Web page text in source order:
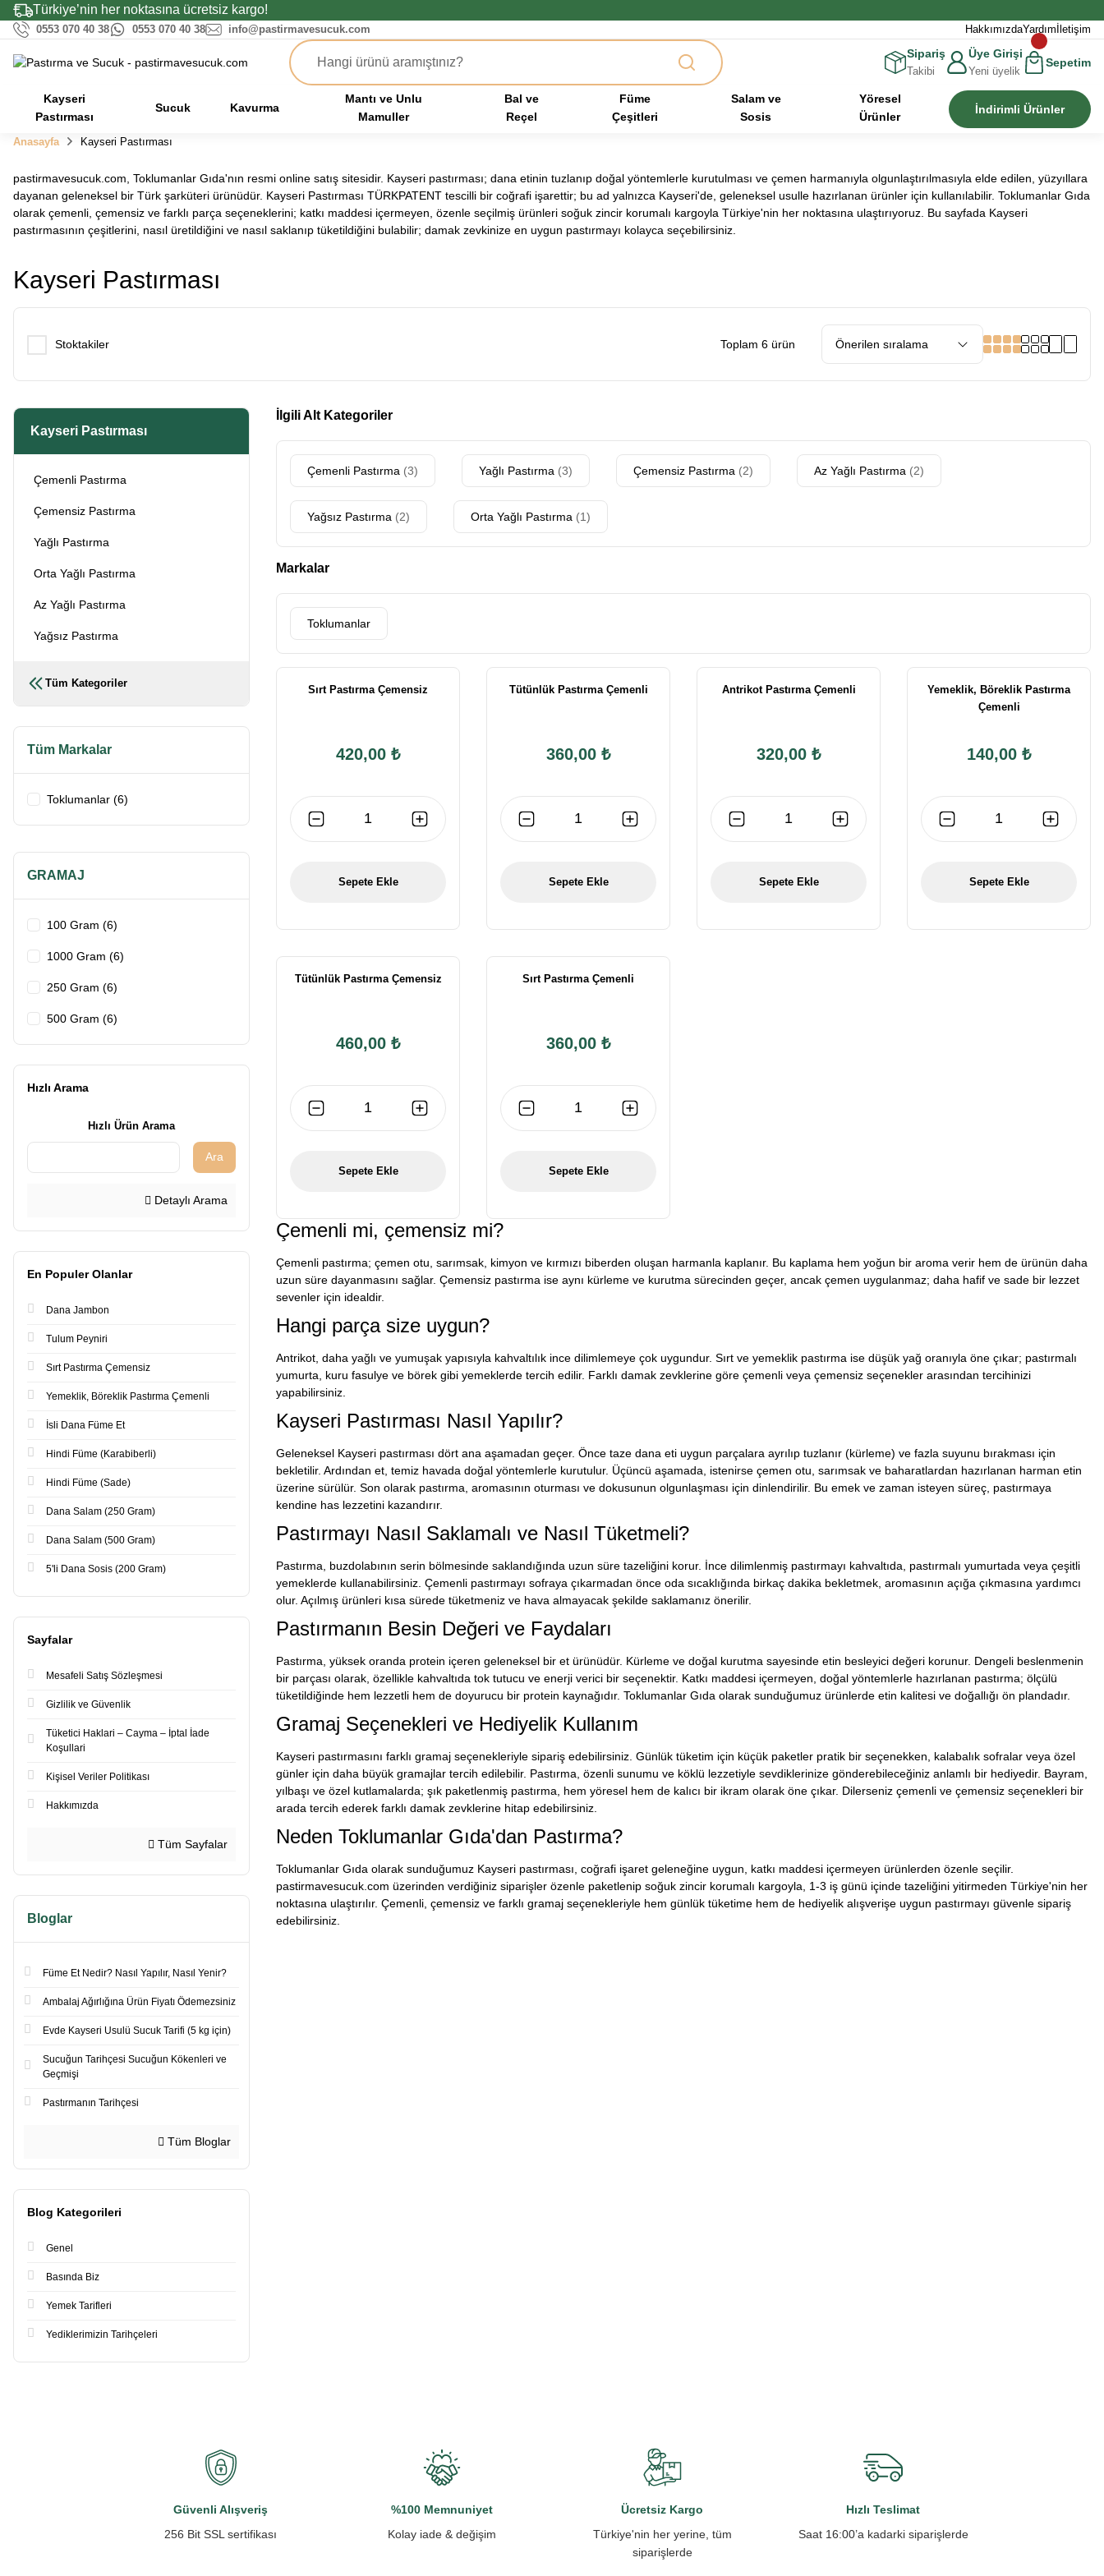
Türkiye’nin her noktasına ücretsiz kargo!
0553 070 40 38 0553 070 40 38 info@pastirmavesucuk.com HakkımızdaYardım İletişim
Sipariş
Takibi
Üye Girişi
Yeni üyelik
Sepetim
Kayseri
Pastırması
Sucuk Kavurma
Mantı ve Unlu
Mamuller
Bal ve
Reçel
Füme
Çeşitleri
Salam ve
Sosis
Yöresel
Ürünler
İndirimli Ürünler
Anasayfa Kayseri Pastırması
pastirmavesucuk.com, Toklumanlar Gıda'nın resmi online satış sitesidir. Kayseri pastırması; dana etinin tuzlanıp doğal yöntemlerle kurutulması ve çemen harmanıyla olgunlaştırılmasıyla elde edilen, yüzyıllara
dayanan geleneksel bir Türk şarküteri ürünüdür. Kayseri Pastırması TÜRKPATENT tescilli bir coğrafi işarettir; bu ad yalnızca Kayseri'de, geleneksel usulle hazırlanan ürünler için kullanılabilir. Toklumanlar Gıda
olarak çemenli, çemensiz ve farklı parça seçeneklerini; katkı maddesi içermeyen, özenle seçilmiş ürünleri soğuk zincir korumalı kargoyla Türkiye'nin her noktasına ulaştırıyoruz. Bu sayfada Kayseri
pastırmasının çeşitlerini, nasıl üretildiğini ve nasıl saklanıp tüketildiğini bulabilir; damak zevkinize en uygun pastırmayı kolayca seçebilirsiniz.
Kayseri Pastırması
Stoktakiler Toplam 6 ürün
Kayseri Pastırması
Çemenli Pastırma
Çemensiz Pastırma
Yağlı Pastırma
Orta Yağlı Pastırma
Az Yağlı Pastırma
Yağsız Pastırma
Tüm Kategoriler
Tüm Markalar
Toklumanlar (6)
GRAMAJ
100 Gram (6)
1000 Gram (6)
250 Gram (6)
500 Gram (6)
Hızlı Arama
Hızlı Ürün Arama
Ara
Detaylı Arama
En Populer Olanlar
Dana Jambon
Tulum Peyniri
Sırt Pastırma Çemensiz
Yemeklik, Böreklik Pastırma Çemenli
İsli Dana Füme Et
Hindi Füme (Karabiberli)
Hindi Füme (Sade)
Dana Salam (250 Gram)
Dana Salam (500 Gram)
5'li Dana Sosis (200 Gram)
Sayfalar
Mesafeli Satış Sözleşmesi
Gizlilik ve Güvenlik
Tüketici Haklari – Cayma – İptal İade
Koşullari
Kişisel Veriler Politikası
Hakkımızda
Tüm Sayfalar
Bloglar
Füme Et Nedir? Nasıl Yapılır, Nasıl Yenir?
Ambalaj Ağırlığına Ürün Fiyatı Ödemezsiniz
Evde Kayseri Usulü Sucuk Tarifi (5 kg için)
Sucuğun Tarihçesi Sucuğun Kökenleri ve
Geçmişi
Pastırmanın Tarihçesi
Tüm Bloglar
Blog Kategorileri
Genel
Basında Biz
Yemek Tarifleri
Yediklerimizin Tarihçeleri
İlgili Alt Kategoriler
Çemenli Pastırma (3) Yağlı Pastırma (3) Çemensiz Pastırma (2) Az Yağlı Pastırma (2)
Yağsız Pastırma (2) Orta Yağlı Pastırma (1)
Markalar
Toklumanlar
Sırt Pastırma Çemensiz
420,00 ₺
Sepete Ekle
Tütünlük Pastırma Çemenli
360,00 ₺
Sepete Ekle
Antrikot Pastırma Çemenli
320,00 ₺
Sepete Ekle
Yemeklik, Böreklik Pastırma
Çemenli
140,00 ₺
Sepete Ekle
Tütünlük Pastırma Çemensiz
460,00 ₺
Sepete Ekle
Sırt Pastırma Çemenli
360,00 ₺
Sepete Ekle
Çemenli mi, çemensiz mi?
Çemenli pastırma; çemen otu, sarımsak, kimyon ve kırmızı biberden oluşan harmanla kaplanır. Bu kaplama hem yoğun bir aroma verir hem de ürünün daha
uzun süre dayanmasını sağlar. Çemensiz pastırma ise aynı kürleme ve kurutma sürecinden geçer, ancak çemen uygulanmaz; daha hafif ve sade bir lezzet
sevenler için idealdir.
Hangi parça size uygun?
Antrikot, daha yağlı ve yumuşak yapısıyla kahvaltılık ince dilimlemeye çok uygundur. Sırt ve yemeklik pastırma ise düşük yağ oranıyla öne çıkar; pastırmalı
yumurta, kuru fasulye ve börek gibi yemeklerde tercih edilir. Farklı damak zevklerine göre çemenli veya çemensiz seçenekler arasından tercihinizi
yapabilirsiniz.
Kayseri Pastırması Nasıl Yapılır?
Geleneksel Kayseri pastırması dört ana aşamadan geçer. Önce taze dana eti uygun parçalara ayrılıp tuzlanır (kürleme) ve fazla suyunu bırakması için
bekletilir. Ardından et, temiz havada doğal yöntemlerle kurutulur. Üçüncü aşamada, istenirse çemen otu, sarımsak ve baharatlardan hazırlanan harman etin
üzerine sürülür. Son olarak pastırma, aromasının oturması ve dokusunun olgunlaşması için dinlendirilir. Bu emek ve zaman isteyen süreç, pastırmaya
kendine has lezzetini kazandırır.
Pastırmayı Nasıl Saklamalı ve Nasıl Tüketmeli?
Pastırma, buzdolabının serin bölmesinde saklandığında uzun süre tazeliğini korur. İnce dilimlenmiş pastırmayı kahvaltıda, pastırmalı yumurtada veya çeşitli
yemeklerde kullanabilirsiniz. Çemenli pastırmayı sofraya çıkarmadan önce oda sıcaklığında birkaç dakika bekletmek, aromasının açığa çıkmasına yardımcı
olur. Açılmış ürünleri kısa sürede tüketmeniz ve hava almayacak şekilde saklamanız önerilir.
Pastırmanın Besin Değeri ve Faydaları
Pastırma, yüksek oranda protein içeren geleneksel bir et ürünüdür. Kürleme ve doğal kurutma sayesinde etin besleyici değeri korunur. Dengeli beslenmenin
bir parçası olarak, özellikle kahvaltıda tok tutucu ve enerji verici bir seçenektir. Katkı maddesi içermeyen, doğal yöntemlerle hazırlanan pastırma; ölçülü
tüketildiğinde hem lezzetli hem de doyurucu bir protein kaynağıdır. Toklumanlar Gıda olarak sunduğumuz ürünlerde etin kalitesi ve doğallığı ön plandadır.
Gramaj Seçenekleri ve Hediyelik Kullanım
Kayseri pastırmasını farklı gramaj seçenekleriyle sipariş edebilirsiniz. Günlük tüketim için küçük paketler pratik bir seçenekken, kalabalık sofralar veya özel
günler için daha büyük gramajlar tercih edilebilir. Pastırma, özenli sunumu ve köklü lezzetiyle sevdiklerinize gönderebileceğiniz anlamlı bir hediyedir. Bayram,
yılbaşı ve özel kutlamalarda; şık paketlenmiş pastırma, hem yöresel hem de kalıcı bir ikram olarak öne çıkar. Dilerseniz çemenli ve çemensiz seçenekleri bir
arada tercih ederek farklı damak zevklerine hitap edebilirsiniz.
Neden Toklumanlar Gıda'dan Pastırma?
Toklumanlar Gıda olarak sunduğumuz Kayseri pastırması, coğrafi işaret geleneğine uygun, katkı maddesi içermeyen ürünlerden özenle seçilir.
pastirmavesucuk.com üzerinden verdiğiniz siparişler özenle paketlenip soğuk zincir korumalı kargoyla, 1-3 iş günü içinde tazeliğini yitirmeden Türkiye'nin her
noktasına ulaştırılır. Çemenli, çemensiz ve farklı gramaj seçenekleriyle hem günlük tüketime hem de hediyelik alışverişe uygun pastırmayı güvenle sipariş
edebilirsiniz.
Güvenli Alışveriş
256 Bit SSL sertifikası
%100 Memnuniyet
Kolay iade & değişim
Ücretsiz Kargo
Türkiye'nin her yerine, tüm
siparişlerde
Hızlı Teslimat
Saat 16:00’a kadarki siparişlerde